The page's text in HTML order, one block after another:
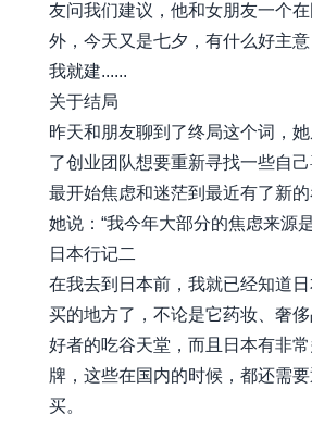
友问我们建议，他和女朋友一个
外，今天又是七夕，有什么好主意
我就建......
关于结局
昨天和朋友聊到了终局这个词，
了创业团队想要重新寻找一些自
最开始焦虑和迷茫到最近有了新的
她说：“我今年大部分的焦虑来源
日本行记二
在我去到日本前，我就已经知道
买的地方了，不论是它药妆、奢
好者的吃谷天堂，而且日本有非
牌，这些在国内的时候，都还需
买。
......